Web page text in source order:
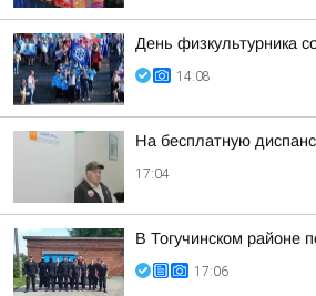
День физкультурника
14:08
На бесплатную
17:04
В Тогучинском районе
17:06